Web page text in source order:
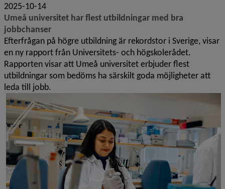
2025-10-14
Umeå universitet har flest utbildningar med bra
jobbchanser
Efterfrågan på högre utbildning är rekordstor i Sverige, visar
en ny rapport från Universitets- och högskolerådet.
Rapporten visar att Umeå universitet erbjuder flest
utbildningar som bedöms ha särskilt goda möjligheter att
leda till jobb.